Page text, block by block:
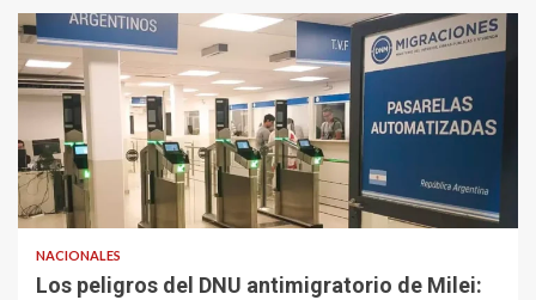
NACIONALES
Los peligros del DNU antimigratorio de Milei: